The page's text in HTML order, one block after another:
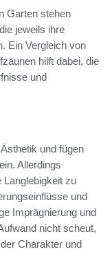
Garten stehen
jeweils ihre
Ein Vergleich von
hilft dabei, die
und
und fügen
Allerdings
Langlebigkeit zu
und
Imprägnierung und
nicht scheut,
Charakter und